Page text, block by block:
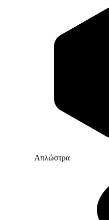
Απλώστρα